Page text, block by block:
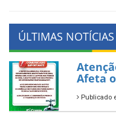
ÚLTIMAS NOTÍCIAS
Afeta
Publicado